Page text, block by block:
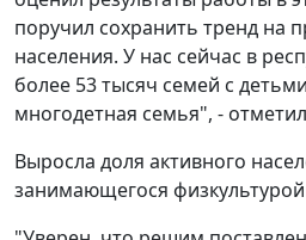
поручил сохранить тренд на
населения. У нас сейчас в
более 53 тысяч семей с
многодетная семья", - отметил
Выросла доля активного
занимающегося